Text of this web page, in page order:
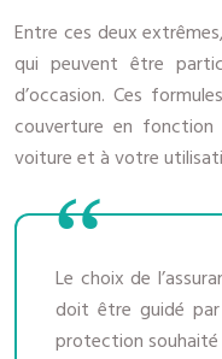
Entre ces deux
qui peuvent être
d’occasion. Ces
couverture en fonction
voiture et à votre
Le choix de
doit être guidé
protection